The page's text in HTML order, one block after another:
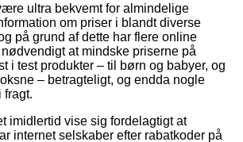
ultra bekvemt for almindelige
om priser i blandt diverse
på grund af dette har flere online
at mindske priserne på
i test produkter – til børn og babyer, og
– betragteligt, og endda nogle
fragt.
imidlertid vise sig fordelagtigt at
internet selskaber efter rabatkoder på